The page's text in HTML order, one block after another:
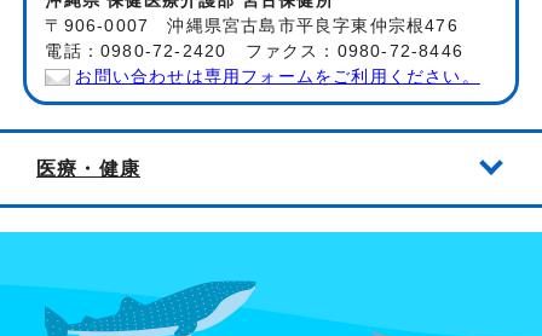
〒906-0007 沖縄県宮古島市平良字東仲宗根476
電話：0980-72-2420 ファクス：0980-72-8446
お問い合わせは専用フォームをご利用ください。
医療・健康